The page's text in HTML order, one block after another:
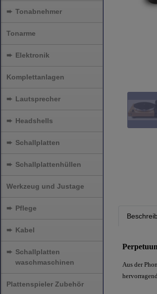
➨ Tonabnehmer
Tonarme
➨ Elektronik
Komplettanlagen
➨ Lautsprecher
➨ Headshells
➨ Schallplatten
➨ Schallplattenhüllen
Werkzeug und Justage
➨ Pflege
➨ Kabel
➨ Schallplatten
waschmaschinen
Plattenspieler Zubehör
Aus der